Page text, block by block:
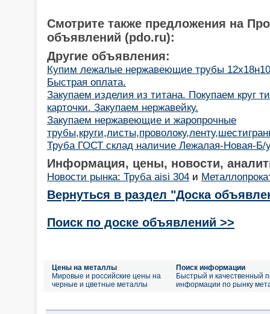
Смотрите также предложения на
объявлений (pdo.ru):
Другие объявления:
Купим лежалые нержавеющие трубы
Быстрая оплата.
Закупаем изделия из титана. Покупаем круг
карточки. Закупаем нержавейку.
Закупаем нержавеющие и жаропрочные
Труба ГОСТ склад наличие Лежалая-Новая-Б/
Информация, цены, новости,
Новости рынка: Труба aisi 304 и
Вернуться в раздел "Доска
Поиск по доске объявлений >>
Цены на металлы
Мировые и российские цены на
черные и цветные металлы
Поиск информации
Быстрый и качественный
информации по рынку